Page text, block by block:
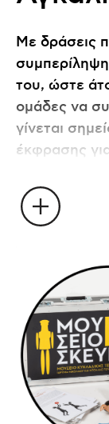
Με δράσεις
του, ώστε
ομάδες να
γίνεται
έκφρασης